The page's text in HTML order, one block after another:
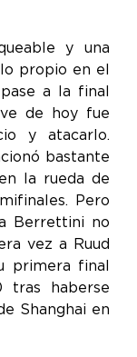
y una
propio en el
a la final
de hoy fue
y atacarlo.
bastante
la rueda de
Pero
Berrettini no
vez a Ruud
primera final
tras haberse
Shanghai en